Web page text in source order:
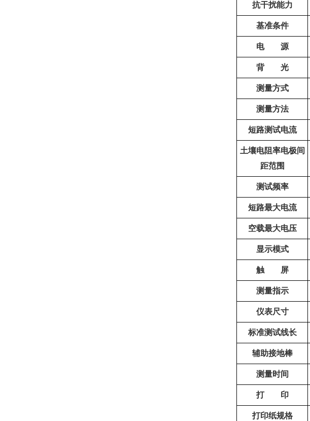
抗干扰能力
基准条件
电 源
背 光
测量方式
测量方法
短路测试电流
土壤电阻率电极间
距范围
测试频率
短路最大电流
空载最大电压
显示模式
触 屏
测量指示
仪表尺寸
标准测试线长
辅助接地棒
测量时间
打 印
打印纸规格